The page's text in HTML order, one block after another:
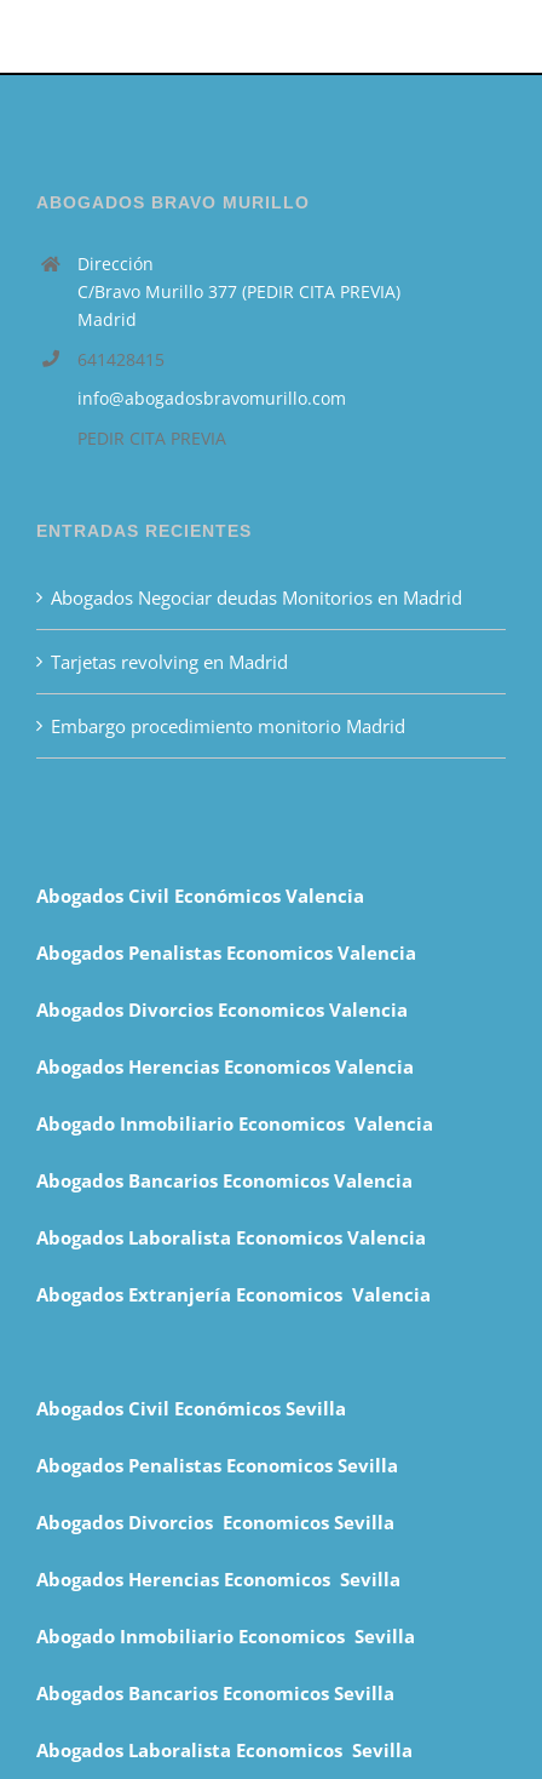
ABOGADOS BRAVO MURILLO
Dirección
C/Bravo Murillo 377 (PEDIR CITA PREVIA)
Madrid
641428415
info@abogadosbravomurillo.com
PEDIR CITA PREVIA
ENTRADAS RECIENTES
Abogados Negociar deudas Monitorios en Madrid
Tarjetas revolving en Madrid
Embargo procedimiento monitorio Madrid
Abogados Civil Económicos Valencia
Abogados Penalistas Economicos Valencia
Abogados Divorcios Economicos Valencia
Abogados Herencias Economicos Valencia
Abogado Inmobiliario Economicos Valencia
Abogados Bancarios Economicos Valencia
Abogados Laboralista Economicos Valencia
Abogados Extranjería Economicos Valencia
Abogados Civil Económicos Sevilla
Abogados Penalistas Economicos Sevilla
Abogados Divorcios Economicos Sevilla
Abogados Herencias Economicos Sevilla
Abogado Inmobiliario Economicos Sevilla
Abogados Bancarios Economicos Sevilla
Abogados Laboralista Economicos Sevilla